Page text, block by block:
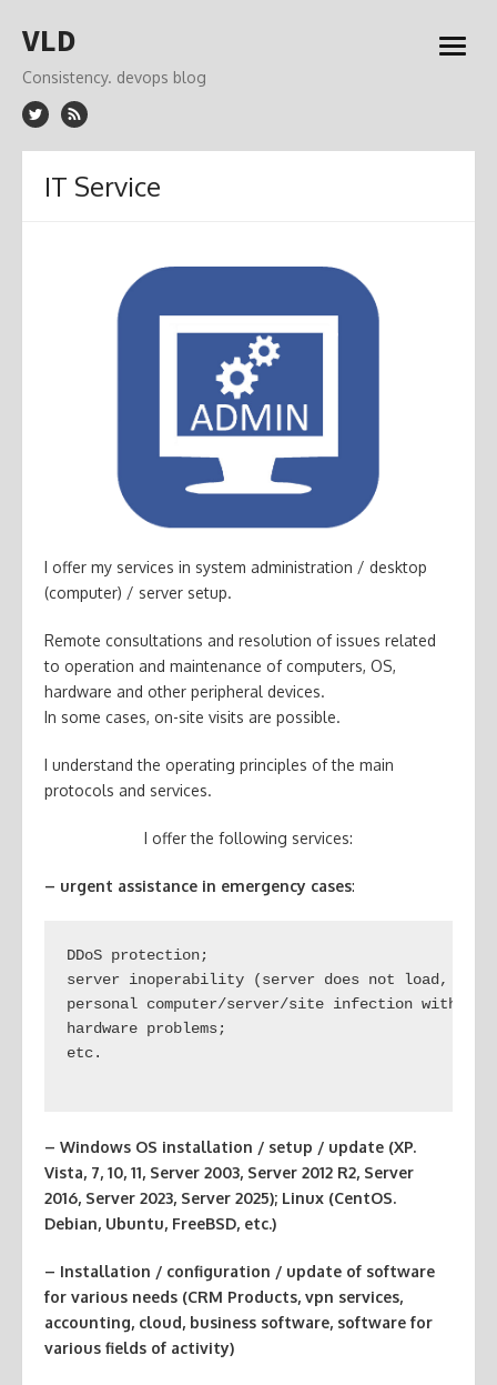
to
VLD
Consistency. devops blog
open
IT Service
I offer my services in system administration / desktop
(computer) / server setup.
Remote consultations and resolution of issues related
to operation and maintenance of computers, OS,
hardware and other peripheral devices.
In some cases, on-site visits are possible.
I understand the operating principles of the main
protocols and services.
I offer the following services:
– urgent assistance in emergency cases:
DDoS protection;
server inoperability (server does not load,
personal computer/server/site infection with a
hardware problems;
etc.
– Windows OS installation / setup / update (XP.
Vista, 7, 10, 11, Server 2003, Server 2012 R2, Server
2016, Server 2023, Server 2025); Linux (CentOS.
Debian, Ubuntu, FreeBSD, etc.)
– Installation / configuration / update of software
for various needs (CRM Products, vpn services,
accounting, cloud, business software, software for
various fields of activity)